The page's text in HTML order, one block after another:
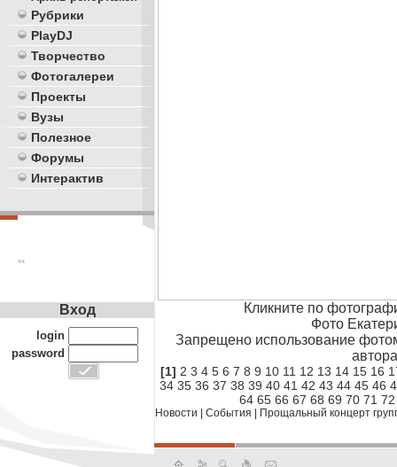
Рубрики
PlayDJ
Творчество
Фотогалереи
Проекты
Вузы
Полезное
Форумы
Интерактив
**
Кликните по
Фото
Запрещено использование
[1] 2 3 4 5 6 7 8 9 10 11 12 13 14 15 16
34 35 36 37 38 39 40 41 42 43 44 45 46
64 65 66 67 68 69 70 71 72
Новости События Прощальный концерт
Вход
login
password